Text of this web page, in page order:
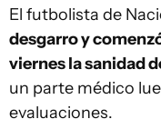
El futbolista de
desgarro y
viernes la sanidad
un parte médico
evaluaciones.